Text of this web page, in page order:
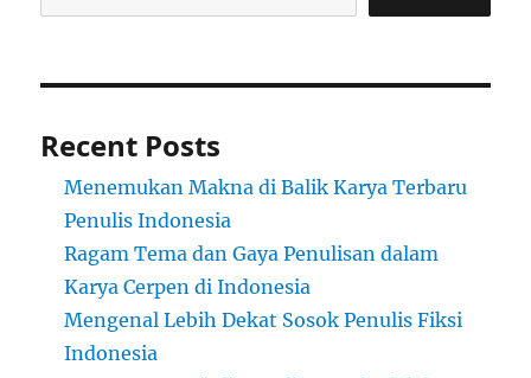
Recent Posts
Menemukan Makna di Balik Karya Terbaru
Penulis Indonesia
Ragam Tema dan Gaya Penulisan dalam
Karya Cerpen di Indonesia
Mengenal Lebih Dekat Sosok Penulis Fiksi
Indonesia